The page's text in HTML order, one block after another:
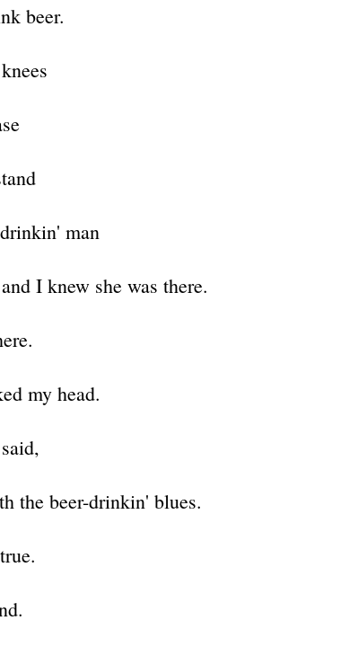
beer.
man
I knew she was there.
my head.
the beer-drinkin' blues.